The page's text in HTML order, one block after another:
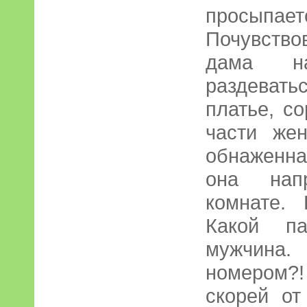
дама
платье,
части
она
комнате.
Какой
скорей